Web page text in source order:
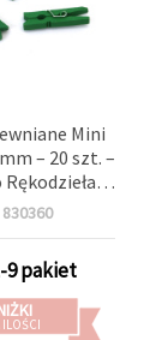
Mini
– 20 szt. –
i
830360
9 pakiet
ILOŚCI